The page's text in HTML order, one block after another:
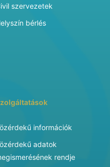
szervezetek
bérlés
információk
adatok
rendje